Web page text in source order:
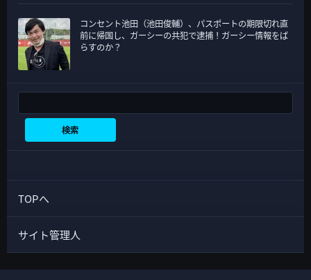
コンセント池田（池田俊輔）、パスポートの期限切れ直
前に帰国し、ガーシーの共犯で逮捕！ガーシー情報をば
らすのか？
検索
TOPへ
サイト管理人